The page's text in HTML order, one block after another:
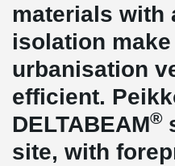
materials with
isolation
urbanisation
efficient.
DELTABEAM®
site, with